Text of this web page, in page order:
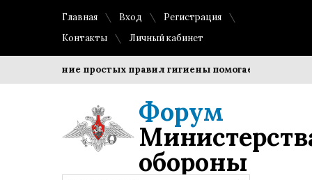
Главная Вход
Регистрация
Контакты
Личный кабинет
Соблюдение простых правил гигиены помогает сохранить
Форум
обороны